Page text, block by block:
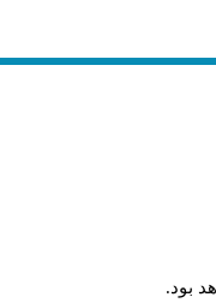
بود.